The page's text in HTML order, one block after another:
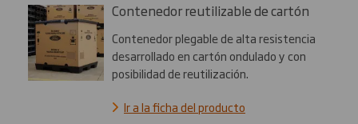
Contenedor reutilizable de cartón
Contenedor plegable de alta resistencia
desarrollado en cartón ondulado y con
posibilidad de reutilización.
Ir a la ficha del producto